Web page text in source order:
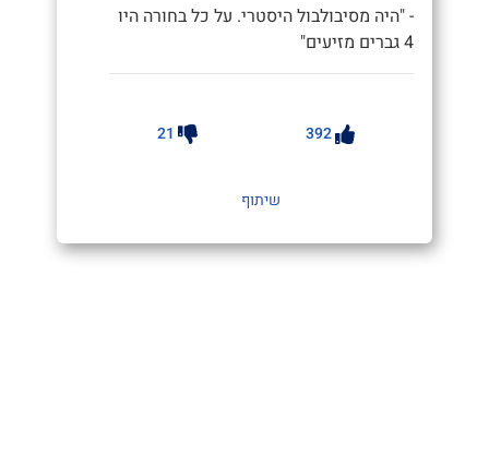
- "היה מסיבולבול היסטרי. על כל בחורה היו
4 גברים מזיעים"
392
21
שיתוף